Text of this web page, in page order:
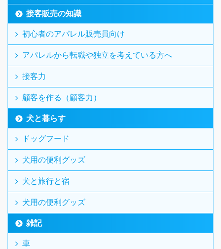
接客販売の知識
初心者のアパレル販売員向け
アパレルから転職や独立を考えている方へ
接客力
顧客を作る（顧客力）
犬と暮らす
ドッグフード
犬用の便利グッズ
犬と旅行と宿
犬用の便利グッズ
雑記
車